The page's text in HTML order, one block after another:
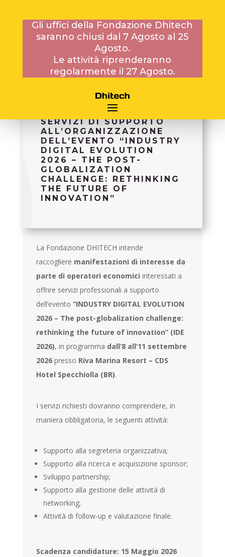
Gli uffici della Fondazione Dhitech
saranno chiusi dal 7 Agosto al 25
Agosto.
Le attività riprenderanno
regolarmente il 27 Agosto.
5 MAGGIO 2026
MANIFESTAZIONE DI
INTERESSE PER
L’AFFIDAMENTO DI
SERVIZI DI SUPPORTO
ALL’ORGANIZZAZIONE
DELL’EVENTO “INDUSTRY
DIGITAL EVOLUTION
2026 – THE POST-
GLOBALIZATION
CHALLENGE: RETHINKING
THE FUTURE OF
INNOVATION”
La Fondazione DHITECH intende
raccogliere manifestazioni di interesse da
parte di operatori economici interessati a
offrire servizi professionali a supporto
dell’evento“INDUSTRY DIGITAL EVOLUTION
2026 – The post-globalization challenge:
rethinking the future of innovation” (IDE
2026), in programma dall’8 all’11 settembre
2026 presso Riva Marina Resort – CDS
Hotel Specchiolla (BR).
I servizi richiesti dovranno comprendere, in
maniera obbligatoria, le seguenti attività:
Supporto alla segreteria organizzativa;
Supporto alla ricerca e acquisizione sponsor;
Sviluppo partnership;
Supporto alla gestione delle attività di
networking;
Attività di follow-up e valutazione finale.
Scadenza candidature: 15 Maggio 2026